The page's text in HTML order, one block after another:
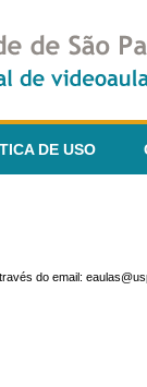
DE USO
do email: